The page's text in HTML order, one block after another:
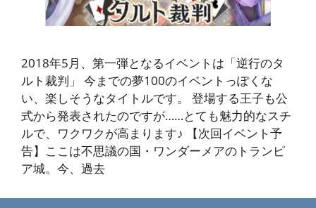
2018年5月、第一弾となるイベントは「逆行のタ
ルト裁判」 今までの夢100のイベントっぽくな
い、楽しそうなタイトルです。 登場する王子も公
式から発表されたのですが……とても魅力的なスチ
ルで、ワクワクが高まります♪ 【次回イベント予
告】ここは不思議の国・ワンダーメアのトランピ
ア城。今、過去